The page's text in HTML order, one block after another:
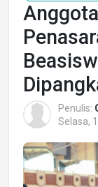
Penulis:
Selasa,